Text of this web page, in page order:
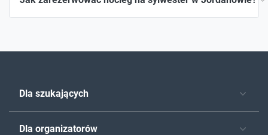
Dla szukających
Dla organizatorów